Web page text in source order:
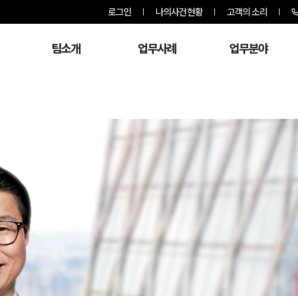
로그인 나의사건현황 고객의 소리
팀소개 업무사례 업무분야